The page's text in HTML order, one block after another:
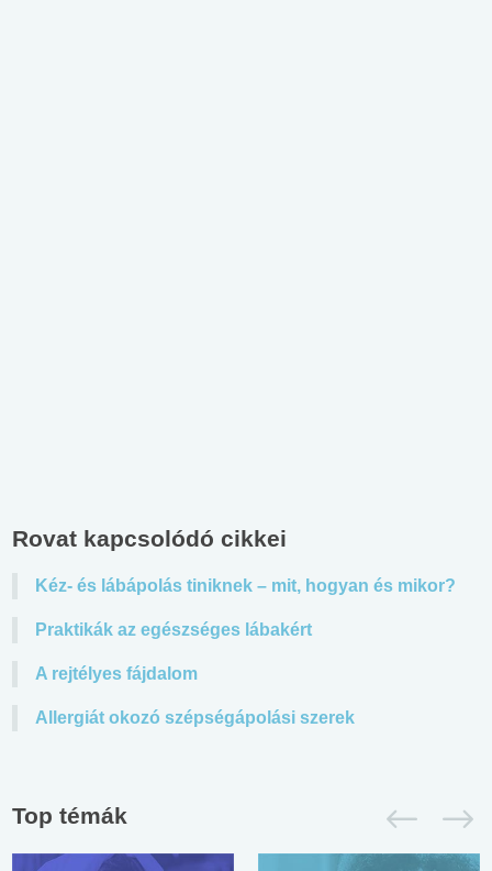
Rovat kapcsolódó cikkei
Kéz- és lábápolás tiniknek – mit, hogyan és mikor?
Praktikák az egészséges lábakért
A rejtélyes fájdalom
Allergiát okozó szépségápolási szerek
Top témák